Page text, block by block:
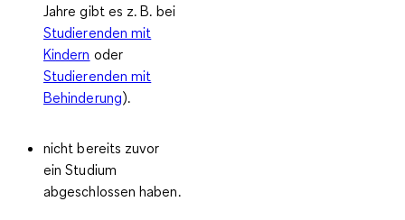
Jahre gibt es z. B. bei
Studierenden mit
Kindern oder
Studierenden mit
Behinderung).
nicht bereits zuvor
ein Studium
abgeschlossen haben.